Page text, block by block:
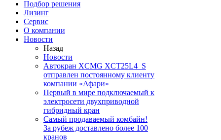
Подбор решения
Лизинг
Сервис
О компании
Новости
Назад
Новости
Автокран XCMG XCT25L4_S
отправлен постоянному клиенту
компании «Афари»
Первый в мире подключаемый к
электросети двухприводной
гибридный кран
Самый продаваемый комбайн!
За рубеж доставлено более 100
кранов